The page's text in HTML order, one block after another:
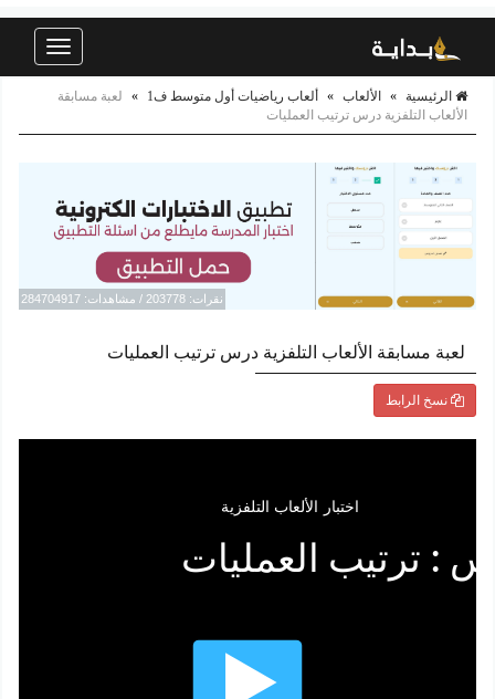
Toggle
الرئيسية » الألعاب » ألعاب رياضيات أول متوسط ف1 »
لعبة مسابقة
الألعاب التلفزية درس ترتيب العمليات
نقرات: 203778 / مشاهدات: 284704917
لعبة مسابقة الألعاب التلفزية درس ترتيب العمليات
نسخ الرابط